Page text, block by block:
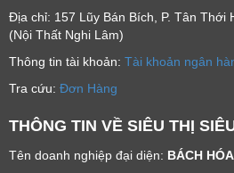
Địa chỉ: 157 Lũy Bán Bích, P. Tân Thới
(Nội Thất Nghi Lâm)
Thông tin tài khoản: Tài khoản ngân
Tra cứu: Đơn Hàng
THÔNG TIN VỀ SIÊU THỊ
Tên doanh nghiệp đại diện: BÁCH